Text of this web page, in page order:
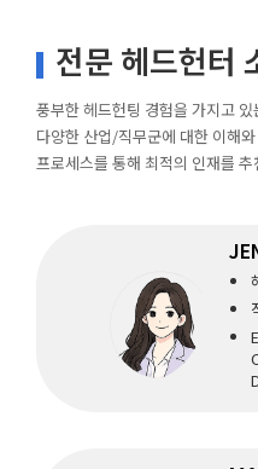
전문 헤드헌터
풍부한 헤드헌팅 경험을 가지고
다양한 산업/직무군에 대한 이해
프로세스를 통해 최적의 인재를 추